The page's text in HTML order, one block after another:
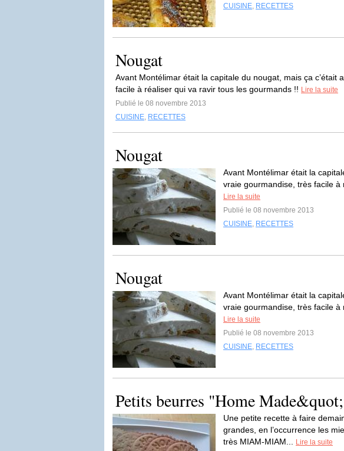
CUISINE, RECETTES
Nougat
Avant Montélimar était la capitale du nougat, mais ça c’était
facile à réaliser qui va ravir tous les gourmands !! Lire la suite
Publié le 08 novembre 2013
CUISINE, RECETTES
Nougat
Avant Montélimar était la
vraie gourmandise, très facile
Lire la suite
Publié le 08 novembre 2013
CUISINE, RECETTES
Nougat
Avant Montélimar était la
vraie gourmandise, très facile
Lire la suite
Publié le 08 novembre 2013
CUISINE, RECETTES
Petits beurres "Home Made&quot;
Une petite recette à faire
grandes, en l’occurrence les
très MIAM-MIAM...
Lire la suite